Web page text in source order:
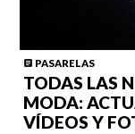
PASARELAS
TODAS LAS
MODA:
VÍDEOS Y